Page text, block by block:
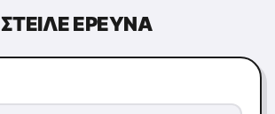
ΣΤΕΊΛΕ ΕΡΕΥΝΆ